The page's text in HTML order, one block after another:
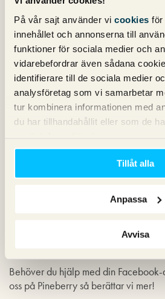
På vår sajt använder vi cookies för
innehållet och annonserna till
funktioner för sociala medier och
vidarebefordrar även sådana
identifierare till de sociala medier
analysföretag som vi samarbetar
tur kombinera informationen med
du har tillhandahållit eller som de
Tillåt alla
Anpassa
Avvisa
1. Facebook-sida
2. Text
3. Annonsbild
4. CTA (call-to-action)
5. Rubrik
6. Display URL
Som ni ser så finns många fördelar
Facebook. Om du lyckas matcha
skapa en lönsam Facebook-
att hålla annonsmaterialet
hur bra målgrupperna är om du inte
spännande annonsmaterial.
Behöver du hjälp med din
oss på Pineberry så berättar vi mer!